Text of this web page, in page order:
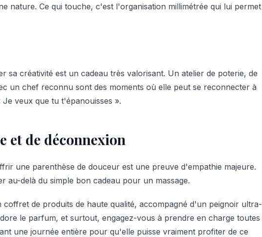
nature. Ce qui touche, c'est l'organisation millimétrée qui lui permet
sa créativité est un cadeau très valorisant. Un atelier de poterie, de
un chef reconnu sont des moments où elle peut se reconnecter à
veux que tu t'épanouisses ».
et de déconnexion
une parenthèse de douceur est une preuve d'empathie majeure.
au-delà du simple bon cadeau pour un massage.
de produits de haute qualité, accompagné d'un peignoir ultra-
le parfum, et surtout, engagez-vous à prendre en charge toutes
une journée entière pour qu'elle puisse vraiment profiter de ce